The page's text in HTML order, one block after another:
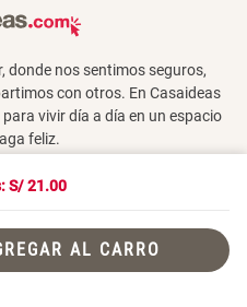
S/21.00
AL CARRO
donde nos sentimos seguros,
con otros. En Casaideas
vivir día a día en un espacio
feliz.